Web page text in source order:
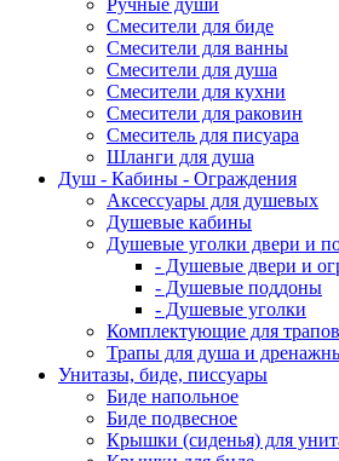
Ручные души
Смесители для биде
Смесители для ванны
Смесители для душа
Смесители для кухни
Смесители для раковин
Смеситель для писуара
Шланги для душа
Душ - Кабины - Ограждения
Аксессуары для душевых
Душевые кабины
Душевые уголки двери и
- Душевые двери и
- Душевые поддоны
- Душевые уголки
Комплектующие для трапов
Трапы для душа и
Унитазы, биде, писсуары
Биде напольное
Биде подвесное
Крышки (сиденья) для